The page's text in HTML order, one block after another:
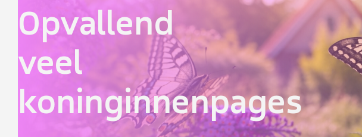
Opvallend
veel
koninginnenpages